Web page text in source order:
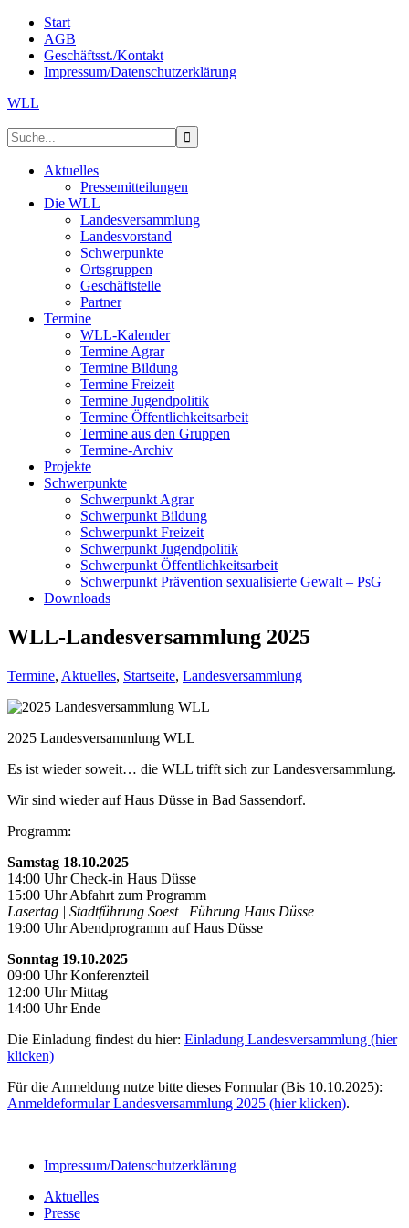
Start
AGB
Geschäftsst./Kontakt
Impressum/Datenschutzerklärung
WLL
Aktuelles
Pressemitteilungen
Die WLL
Landesversammlung
Landesvorstand
Schwerpunkte
Ortsgruppen
Geschäftstelle
Partner
Termine
WLL-Kalender
Termine Agrar
Termine Bildung
Termine Freizeit
Termine Jugendpolitik
Termine Öffentlichkeitsarbeit
Termine aus den Gruppen
Termine-Archiv
Projekte
Schwerpunkte
Schwerpunkt Agrar
Schwerpunkt Bildung
Schwerpunkt Freizeit
Schwerpunkt Jugendpolitik
Schwerpunkt Öffentlichkeitsarbeit
Schwerpunkt Prävention sexualisierte Gewalt – PsG
Downloads
WLL-Landesversammlung 2025
Termine, Aktuelles, Startseite, Landesversammlung
2025 Landesversammlung WLL
Es ist wieder soweit… die WLL trifft sich zur Landesversammlung.
Wir sind wieder auf Haus Düsse in Bad Sassendorf.
Programm:
Samstag 18.10.2025
14:00 Uhr Check-in Haus Düsse
15:00 Uhr Abfahrt zum Programm
Lasertag | Stadtführung Soest | Führung Haus Düsse
19:00 Uhr Abendprogramm auf Haus Düsse
Sonntag 19.10.2025
09:00 Uhr Konferenzteil
12:00 Uhr Mittag
14:00 Uhr Ende
Die Einladung findest du hier: Einladung Landesversammlung (hier
klicken)
Für die Anmeldung nutze bitte dieses Formular (Bis 10.10.2025):
Anmeldeformular Landesversammlung 2025 (hier klicken).
Impressum/Datenschutzerklärung
Aktuelles
Presse